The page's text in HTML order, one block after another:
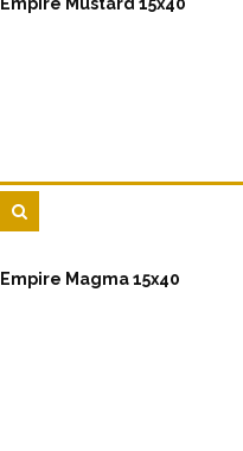
Empire Magma 15x40